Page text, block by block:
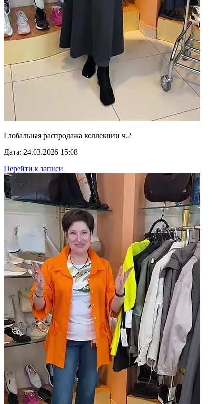
Глобальная распродажа коллекции ч.2
Дата: 24.03.2026 15:08
Перейти к записи